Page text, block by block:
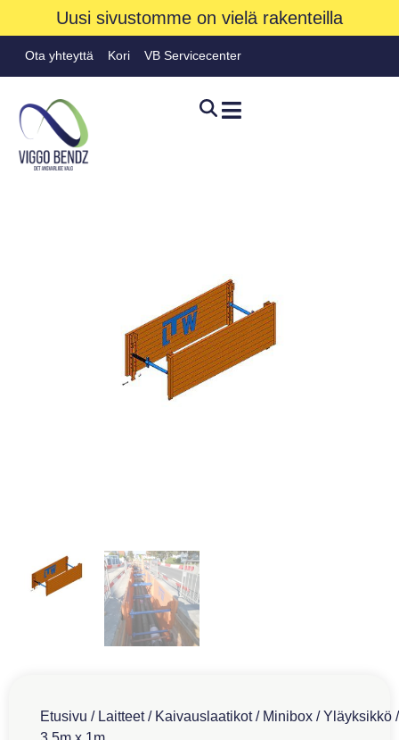
Uusi sivustomme on vielä rakenteilla
Ota yhteyttä Kori VB Servicecenter
Etusivu / Laitteet/ Kaivauslaatikot/ Minibox /Yläyksikkö